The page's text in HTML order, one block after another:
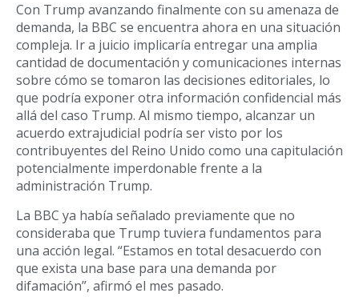
Con Trump avanzando finalmente con su amenaza de
demanda, la BBC se encuentra ahora en una situación
compleja. Ir a juicio implicaría entregar una amplia
cantidad de documentación y comunicaciones internas
sobre cómo se tomaron las decisiones editoriales, lo
que podría exponer otra información confidencial más
allá del caso Trump. Al mismo tiempo, alcanzar un
acuerdo extrajudicial podría ser visto por los
contribuyentes del Reino Unido como una capitulación
potencialmente imperdonable frente a la
administración Trump.
La BBC ya había señalado previamente que no
consideraba que Trump tuviera fundamentos para
una acción legal. “Estamos en total desacuerdo con
que exista una base para una demanda por
difamación”, afirmó el mes pasado.